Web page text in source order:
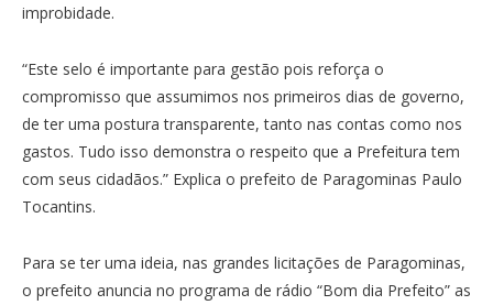
improbidade.
“Este selo é importante para gestão pois reforça o
compromisso que assumimos nos primeiros dias de governo,
de ter uma postura transparente, tanto nas contas como nos
gastos. Tudo isso demonstra o respeito que a Prefeitura tem
com seus cidadãos.” Explica o prefeito de Paragominas Paulo
Tocantins.
Para se ter uma ideia, nas grandes licitações de Paragominas,
o prefeito anuncia no programa de rádio “Bom dia Prefeito” as